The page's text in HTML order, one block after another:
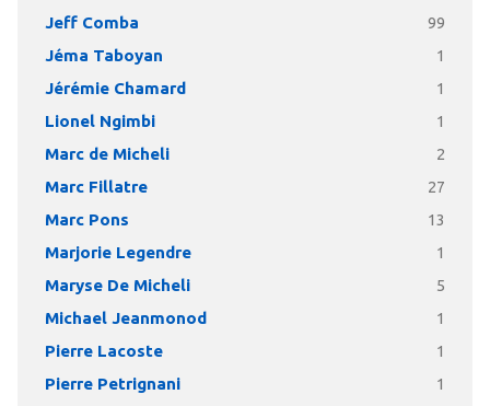
Jeff Comba 99
Jéma Taboyan 1
Jérémie Chamard 1
Lionel Ngimbi 1
Marc de Micheli 2
Marc Fillatre 27
Marc Pons 13
Marjorie Legendre 1
Maryse De Micheli 5
Michael Jeanmonod 1
Pierre Lacoste 1
Pierre Petrignani 1